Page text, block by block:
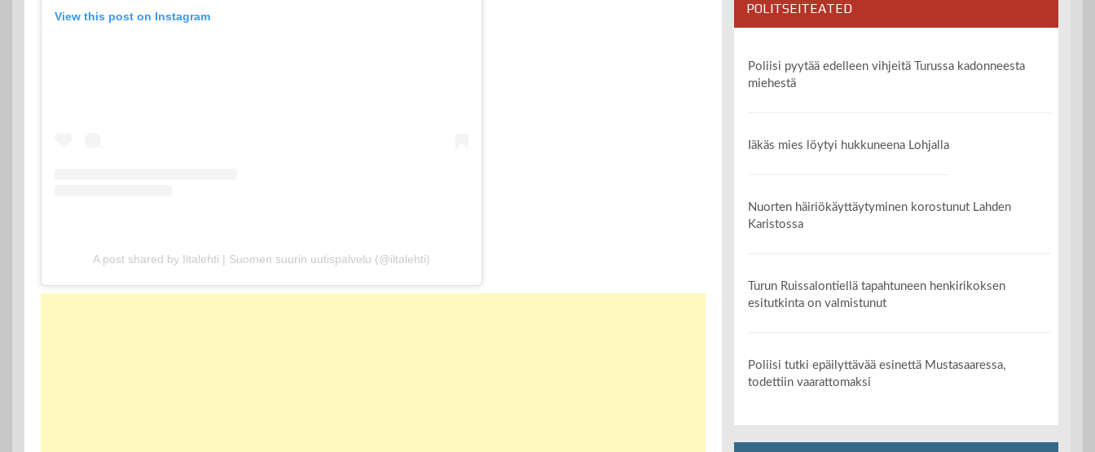
View this post on Instagram
A post shared by Iltalehti | Suomen suurin uutispalvelu (@iltalehti)
POLITSEITEATED
Poliisi pyytää edelleen vihjeitä Turussa kadonneesta
miehestä
Iäkäs mies löytyi hukkuneena Lohjalla
Nuorten häiriökäyttäytyminen korostunut Lahden
Karistossa
Turun Ruissalontiellä tapahtuneen henkirikoksen
esitutkinta on valmistunut
Poliisi tutki epäilyttävää esinettä Mustasaaressa,
todettiin vaarattomaksi